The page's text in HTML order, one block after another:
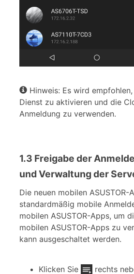
Hinweis: Es wird
Dienst zu aktivieren und die
Anmeldung zu verwenden.
1.3 Freigabe der
und Verwaltung der
Die neuen mobilen ASUSTOR-
standardmäßig mobile
mobilen ASUSTOR-Apps, um
mobilen ASUSTOR-Apps zu
kann ausgeschaltet werden.
Klicken Sie
rechts